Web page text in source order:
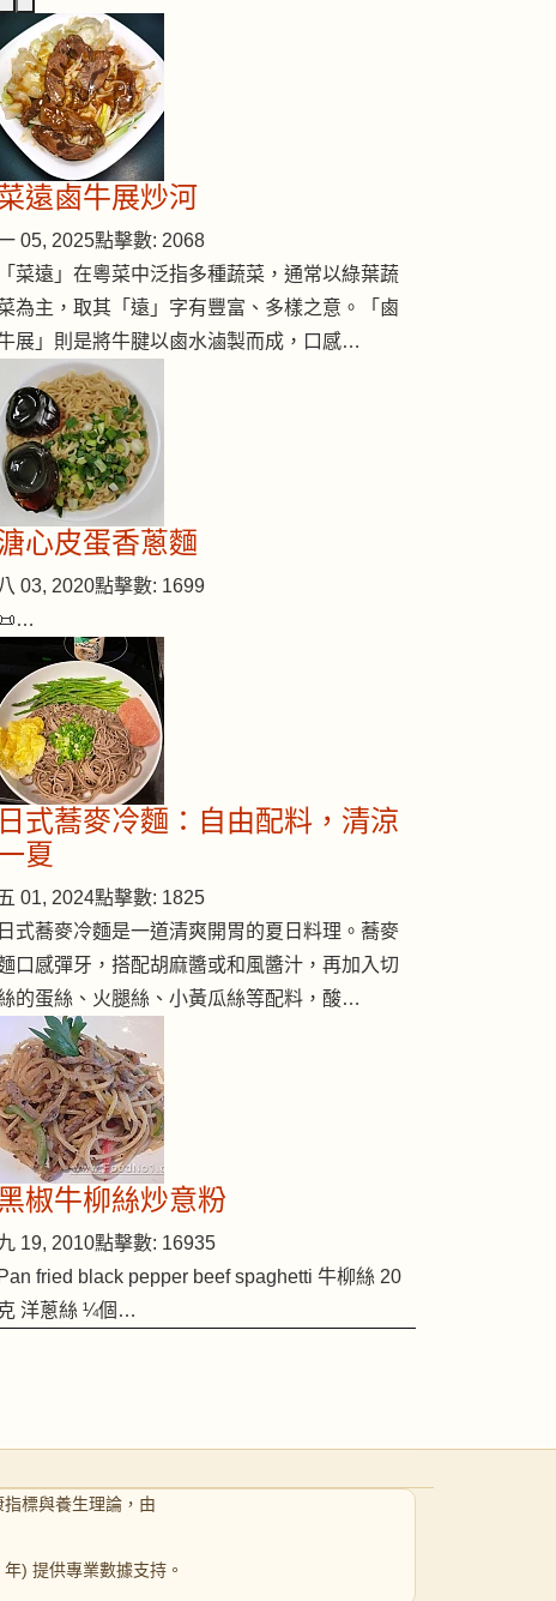
突變黑！ 竟然是檸檬汁闖禍
遠鹵牛展炒河
05, 2025點擊數: 2068
「菜遠」在粵菜中泛指多種蔬菜，通常以綠葉蔬
為主，取其「遠」字有豐富、多樣之意。「鹵
展」則是將牛腱以鹵水滷製而成，口感…
心皮蛋香蔥麵
八 03, 2020點擊數: 1699
日式蕎麥冷麵：自由配料，清涼
夏
五 01, 2024點擊數: 1825
日式蕎麥冷麵是一道清爽開胃的夏日料理。蕎麥
口感彈牙，搭配胡麻醬或和風醬汁，再加入切
的蛋絲、火腿絲、小黃瓜絲等配料，酸…
椒牛柳絲炒意粉
19, 2010點擊數: 16935
Pan fried black pepper beef spaghetti 牛柳絲 20
洋蔥絲 ¼個…
指標與養生理論，由
) 提供專業數據支持。